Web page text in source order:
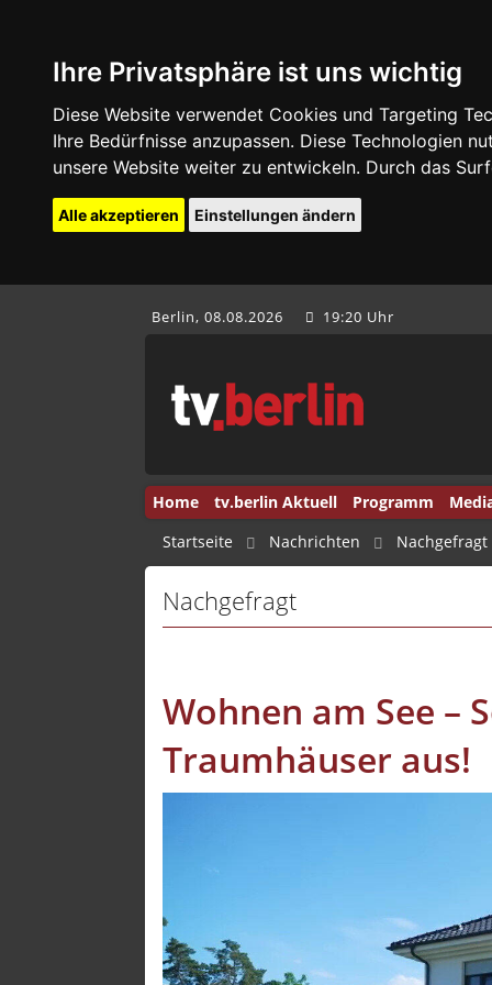
Ihre Privatsphäre ist uns wichtig
Diese Website verwendet Cookies und Targeting
Ihre Bedürfnisse anzupassen. Diese Technologien
unsere Website weiter zu entwickeln. Durch das
Alle akzeptieren Einstellungen ändern
Berlin, 08.08.2026 19:20 Uhr
Home tv.berlin Aktuell Programm
50
Startseite
Nachrichten Nachgefragt
Nachgefragt
Wohnen am See –
Traumhäuser aus!